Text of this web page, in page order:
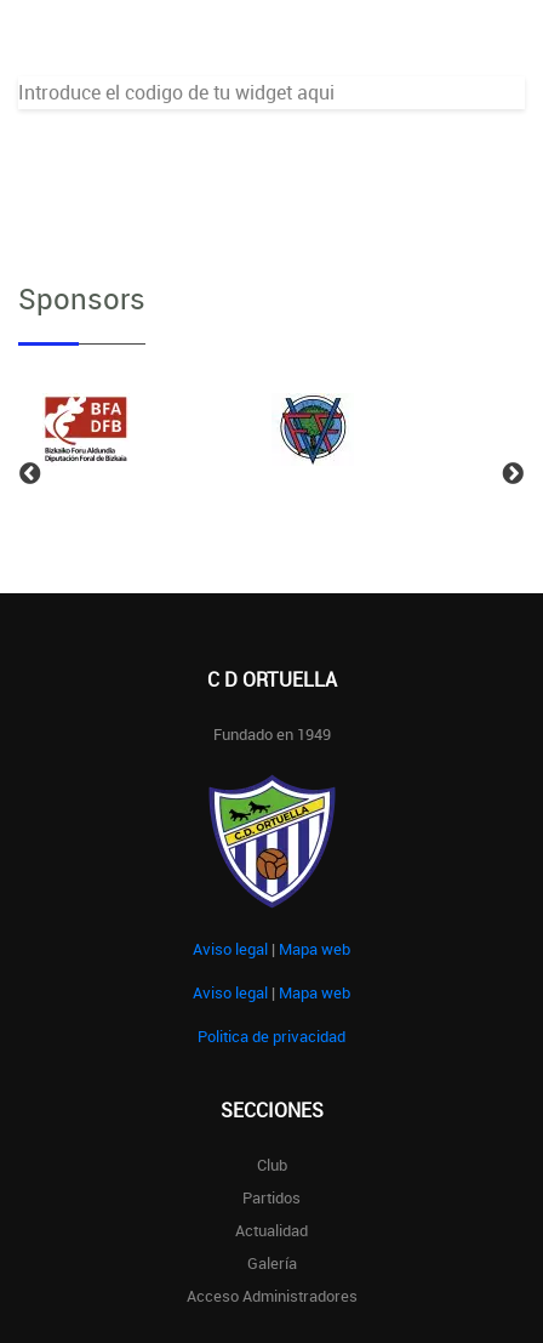
Introduce el codigo de tu widget aqui
Sponsors
C D ORTUELLA
Fundado en 1949
Aviso legal | Mapa web
Aviso legal | Mapa web
Politica de privacidad
SECCIONES
Club
Partidos
Actualidad
Galería
Acceso Administradores